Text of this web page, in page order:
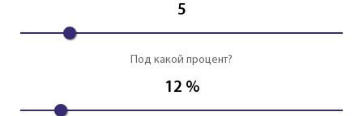
5
Под какой процент?
12 %